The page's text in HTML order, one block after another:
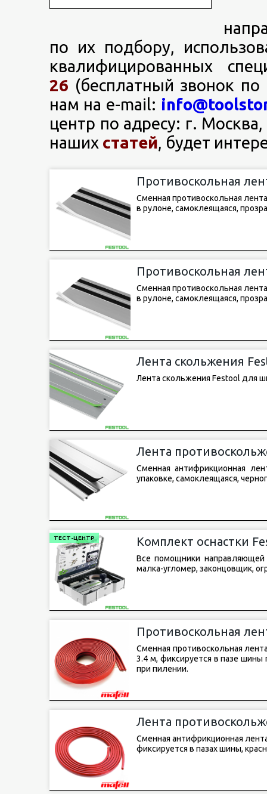
по их подбору,
квалифицированных
26 (бесплатный звонок
нам на e-mail:
центр по адресу: г.
наших статей, будет
Противоскольная
Сменная противоскольная
в рулоне, самоклеящаяся,
Противоскольная
Сменная противоскольная
в рулоне, самоклеящаяся,
Лента скольжения
1)
Лента скольжения Festool для
Лента
Сменная антифрикционная
упаковке, самоклеящаяся,
ТЕСТ-ЦЕНТР Комплект оснастки
Все помощники направляющей
малка-угломер, законцовщик,
Противоскольная
Сменная противоскольная
3.4 м, фиксируется в пазе шины
при пилении.
Лента
76)
Сменная антифрикционная
фиксируется в пазах шины,